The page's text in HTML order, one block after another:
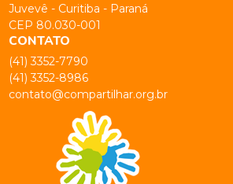
Juvevê - Curitiba - Paraná
CEP 80.030-001
CONTATO
(41) 3352-7790
(41) 3352-8986
contato@compartilhar.org.br